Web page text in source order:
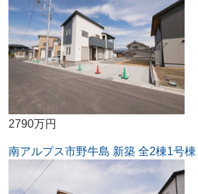
2790万円
南アルプス市野牛島 新築 全2棟1号